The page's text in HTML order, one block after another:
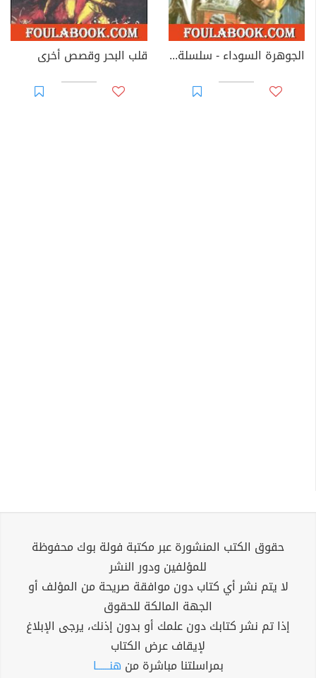
الجوهرة السوداء - سلسلة رجل المستحيل قلب البحر وقصص أخرى
حقوق الكتب المنشورة عبر مكتبة فولة بوك محفوظة
للمؤلفين ودور النشر
لا يتم نشر أي كتاب دون موافقة صريحة من المؤلف أو
الجهة المالكة للحقوق
إذا تم نشر كتابك دون علمك أو بدون إذنك، يرجى الإبلاغ
لإيقاف عرض الكتاب
بمراسلتنا مباشرة من هنــــــا